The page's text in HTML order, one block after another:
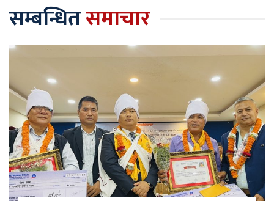
सम्बन्धितसमाचार